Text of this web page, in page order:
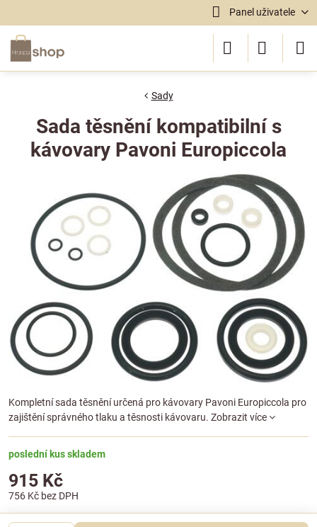
Panel uživatele
Sady
Sada těsnění kompatibilní s
kávovary Pavoni Europiccola
Kompletní sada těsnění určená pro kávovary Pavoni Europiccola pro
zajištění správného tlaku a těsnosti kávovaru. Zobrazit více
poslední kus skladem
915 Kč
756 Kč bez DPH